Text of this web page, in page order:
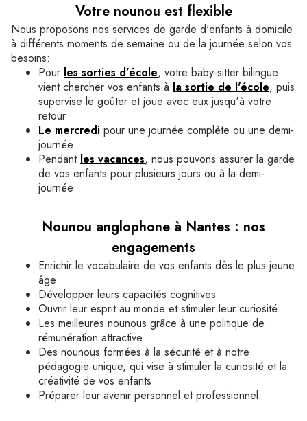
Votre nounou est flexible
Nous proposons nos services de garde d'enfants à domicile
à différents moments de semaine ou de la journée selon vos
besoins:
Pour les sorties d’école, votre baby-sitter bilingue
vient chercher vos enfants à la sortie de l'école, puis
supervise le goûter et joue avec eux jusqu'à votre
retour
Le mercredi pour une journée complète ou une demi-
journée
Pendant les vacances, nous pouvons assurer la garde
de vos enfants pour plusieurs jours ou à la demi-
journée
Nounou anglophone à Nantes : nos
engagements
Enrichir le vocabulaire de vos enfants dès le plus jeune
âge
Développer leurs capacités cognitives
Ouvrir leur esprit au monde et stimuler leur curiosité
Les meilleures nounous grâce à une politique de
rémunération attractive
Des nounous formées à la sécurité et à notre
pédagogie unique, qui vise à stimuler la curiosité et la
créativité de vos enfants
Préparer leur avenir personnel et professionnel.